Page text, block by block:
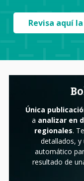
Revisa aquí
Única
a analizar en
regionales.
detallados, y
automático
resultado de